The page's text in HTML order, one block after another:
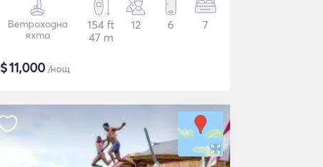
Ветроходна
яхта
154 ft
47 m
12 6 7
$11,000 /нощ